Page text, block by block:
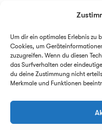
Um dir ein optimales Erlebnis zu
Cookies, um
zuzugreifen. Wenn du diesen
das Surfverhalten oder
du deine Zustimmung nicht
Merkmale und Funktionen
das Dach
im Energieausweis).
Das Finanzamt
Grundbesitzwert
Sachwertverfahren
Aktenlage fest. Da
ignoriert wird,